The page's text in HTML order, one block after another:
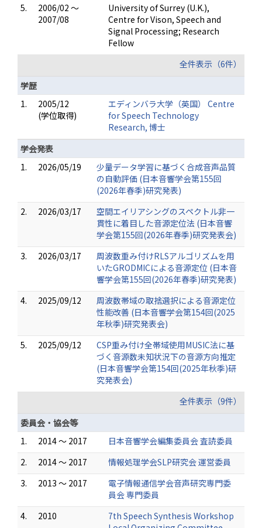
5.
2006/02 ～
2007/08
University of Surrey (U.K.),
Centre for Vison, Speech and
Signal Processing; Research
Fellow
全件表示（6件）
学歴
1.
2005/12
(学位取得)
エディンバラ大学（英国） Centre
for Speech Technology
Research, 博士
学会発表
1.
2026/05/19
少量データ学習に基づく合成音声品質
の自動評価 (日本音響学会第155回
(2026年春季)研究発表)
2.
2026/03/17
空間エイリアシングのスペクトル非一
貫性に着目した音源定位法 (日本音響
学会第155回(2026年春季)研究発表会)
3.
2026/03/17
周波数重み付けRLSアルゴリズムを用
いたGRODMICによる音源定位 (日本音
響学会第155回(2026年春季)研究発表)
4.
2025/09/12
周波数帯域の取捨選択による音源定位
性能改善 (日本音響学会第154回(2025
年秋季)研究発表会)
5.
2025/09/12
CSP重み付け全帯域使用MUSIC法に基
づく音源数未知状況下の音源方向推定
(日本音響学会第154回(2025年秋季)研
究発表会)
全件表示（9件）
委員会・協会等
1.
2014 ～ 2017
日本音響学会編集委員会 査読委員
2.
2014 ～ 2017
情報処理学会SLP研究会 運営委員
3.
2013 ～ 2017
電子情報通信学会音声研究専門委
員会 専門委員
4.
2010
7th Speech Synthesis Workshop